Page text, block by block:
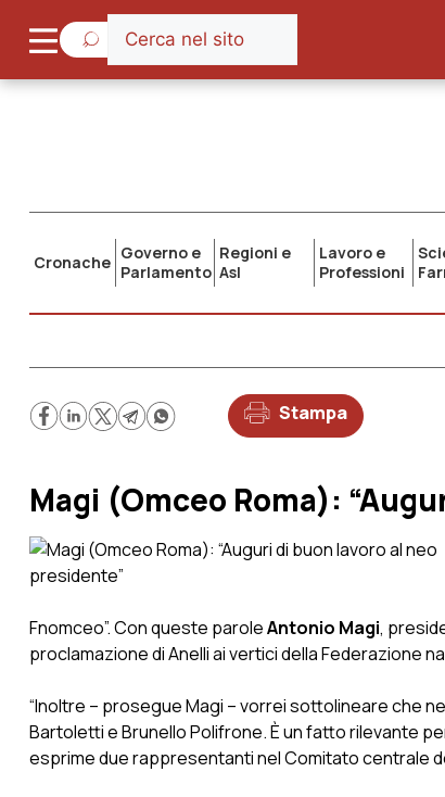
Cronache Governo e
Parlamento
Regioni e
Asl
Lavoro e
Professioni
Stampa
Magi (Omceo Roma):
Fnomceo”. Con queste paroleAntonio Magi,
proclamazione di Anelli ai vertici della Federazione
“Inoltre – prosegue Magi – vorrei sottolineare che
Bartoletti e Brunello Polifrone. È un fatto rilevante
esprime due rappresentanti nel Comitato centrale